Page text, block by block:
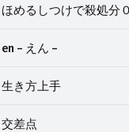
ほめるしつけで殺処分
en – えん –
生き方上手
交差点